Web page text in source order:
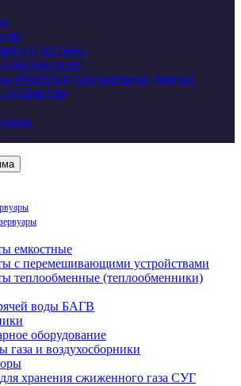
о доставке
компании
обработки персональных данных
соглашения
емкостные
с перемешивающими устройствами
теплообменные (теплообменники)
воды БАГВ
оборудование
газа и воздухосборники
хранения сжиженного газа СУГ